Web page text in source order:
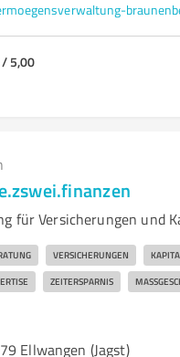
5,00
für Versicherungen und
VERSICHERUNGEN
ZEITERSPARNIS
Ellwangen (Jagst)